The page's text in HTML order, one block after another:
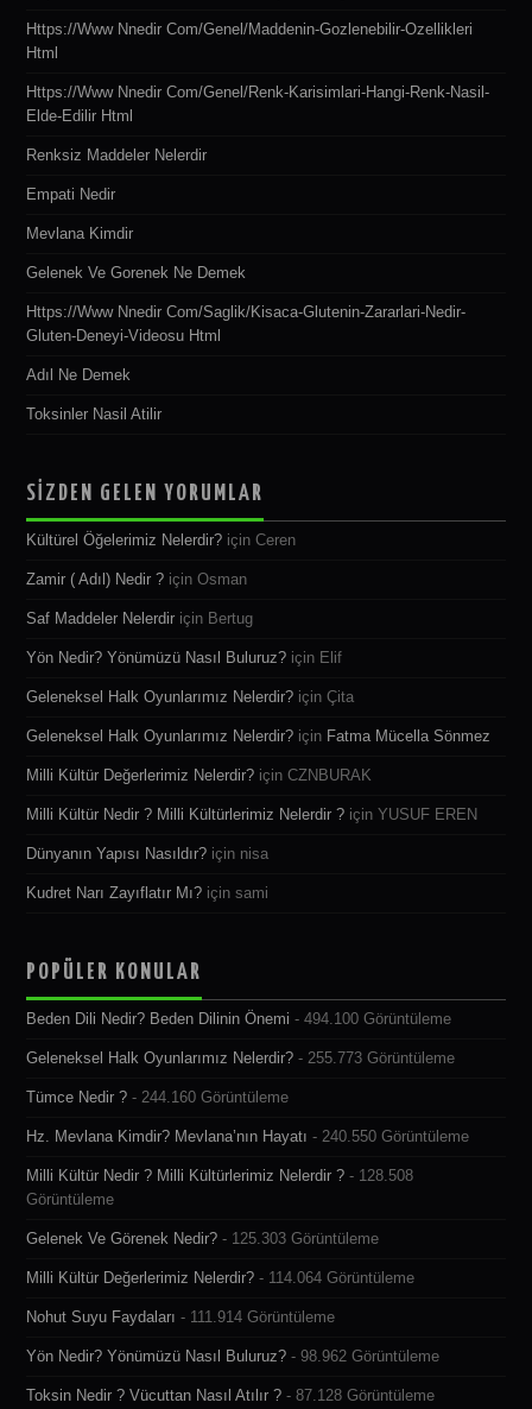
Https://www Nnedir Com/genel/maddenin-Gozlenebilir-Ozellikleri
Html
Https://www Nnedir Com/genel/renk-Karisimlari-Hangi-Renk-Nasil-
Elde-Edilir Html
Renksiz Maddeler Nelerdir
Empati Nedir
Mevlana Kimdir
Gelenek Ve Gorenek Ne Demek
Https://www Nnedir Com/saglik/kisaca-Glutenin-Zararlari-Nedir-
Gluten-Deneyi-Videosu Html
Adıl Ne Demek
Toksinler Nasil Atilir
SİZDEN GELEN YORUMLAR
Kültürel Öğelerimiz Nelerdir? içinCeren
Zamir ( Adıl) Nedir ? içinOsman
Saf Maddeler Nelerdir için Bertug
Yön Nedir? Yönümüzü Nasıl Buluruz? için Elif
Geleneksel Halk Oyunlarımız Nelerdir? içinÇita
Geleneksel Halk Oyunlarımız Nelerdir? için Fatma Mücella Sönmez
Milli Kültür Değerlerimiz Nelerdir? içinCZNBURAK
Milli Kültür Nedir ? Milli Kültürlerimiz Nelerdir ? içinYUSUF EREN
Dünyanın Yapısı Nasıldır? için nisa
Kudret Narı Zayıflatır Mı? içinsami
POPÜLER KONULAR
Beden Dili Nedir? Beden Dilinin Önemi - 494.100 Görüntüleme
Geleneksel Halk Oyunlarımız Nelerdir? - 255.773 Görüntüleme
Tümce Nedir ? - 244.160 Görüntüleme
Hz. Mevlana Kimdir? Mevlana’nın Hayatı - 240.550 Görüntüleme
Milli Kültür Nedir ? Milli Kültürlerimiz Nelerdir ? - 128.508
Görüntüleme
Gelenek Ve Görenek Nedir? - 125.303 Görüntüleme
Milli Kültür Değerlerimiz Nelerdir? - 114.064 Görüntüleme
Nohut Suyu Faydaları - 111.914 Görüntüleme
Yön Nedir? Yönümüzü Nasıl Buluruz? - 98.962 Görüntüleme
Toksin Nedir ? Vücuttan Nasıl Atılır ? - 87.128 Görüntüleme